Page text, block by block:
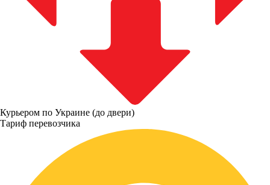
Курьером по Украине (до двери)
Тариф перевозчика